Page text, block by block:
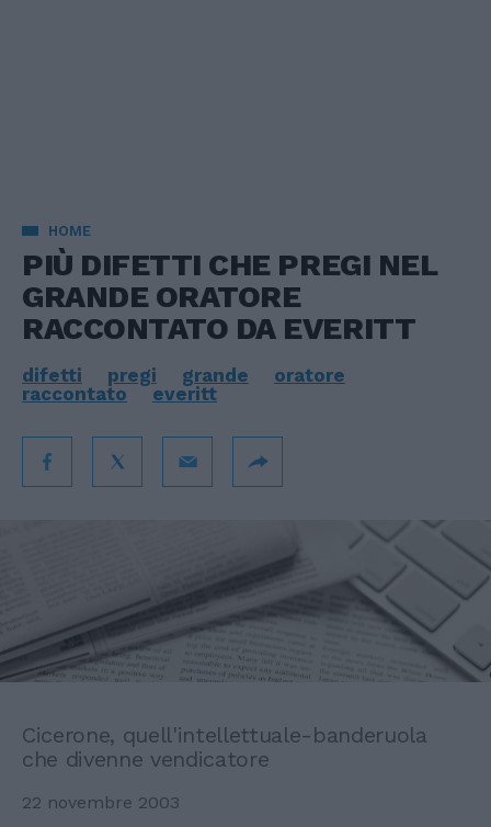
HOME
PIÙ DIFETTI CHE PREGI NEL
GRANDE ORATORE
RACCONTATO DA EVERITT
difetti pregi grande
oratore
raccontato
everitt
Cicerone, quell'intellettuale-banderuola
che divenne vendicatore
22 novembre 2003